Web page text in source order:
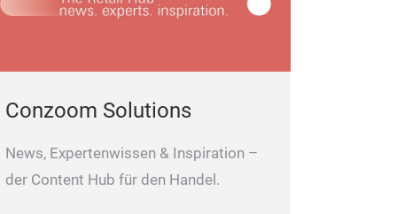
Conzoom Solutions
News, Expertenwissen & Inspiration –
der Content Hub für den Handel.